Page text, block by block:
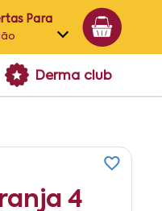
Para
Alagoas
Derma club
4